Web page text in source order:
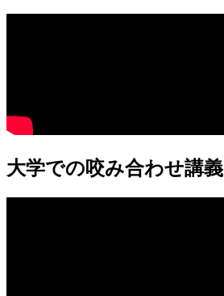
大学での咬み合わせ講義